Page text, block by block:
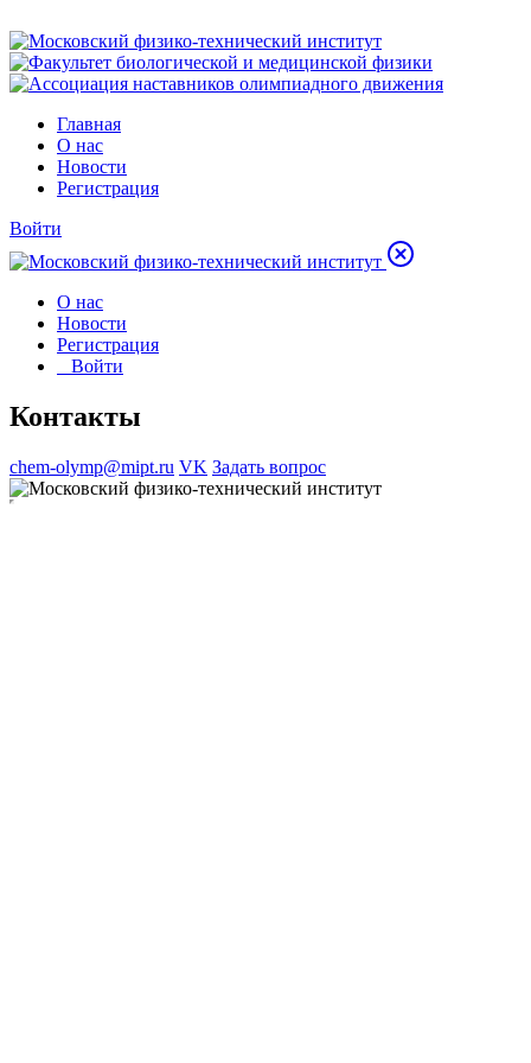
Главная
О нас
Новости
Регистрация
Войти
О нас
Новости
Регистрация
Войти
Контакты
chem-olymp@mipt.ru VK Задать вопрос